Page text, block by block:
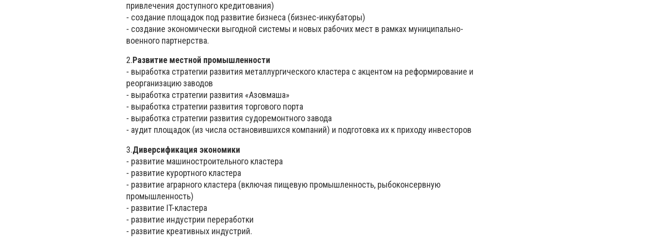
привлечения доступного кредитования)
- создание площадок под развитие бизнеса (бизнес-инкубаторы)
- создание экономически выгодной системы и новых рабочих мест в рамках муниципально-
военного партнерства.
2.Развитие местной промышленности
- выработка стратегии развития металлургического кластера с акцентом на реформирование и
реорганизацию заводов
- выработка стратегии развития «Азовмаша»
- выработка стратегии развития торгового порта
- выработка стратегии развития судоремонтного завода
- аудит площадок (из числа остановившихся компаний) и подготовка их к приходу инвесторов
3.Диверсификация экономики
- развитие машиностроительного кластера
- развитие курортного кластера
- развитие аграрного кластера (включая пищевую промышленность, рыбоконсервную
промышленность)
- развитие IT-кластера
- развитие индустрии переработки
- развитие креативных индустрий.